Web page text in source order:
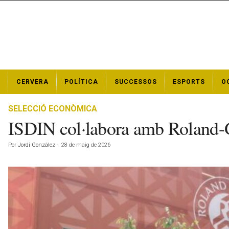
t
CERVERA POLÍTICA SUCCESSOS ESPORTS
SELECCIÓ ECONÒMICA
ISDIN col·labora amb
Por Jordi González - 28 de maig de 2026